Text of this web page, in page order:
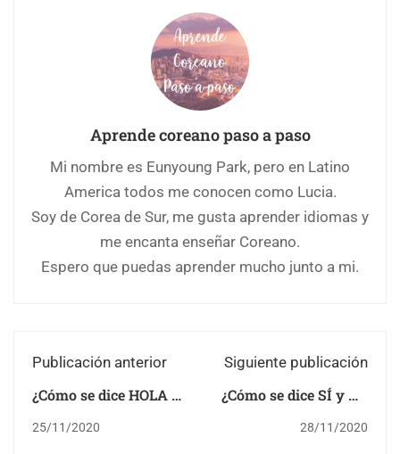
Aprende coreano paso a paso
Mi nombre es Eunyoung Park, pero en Latino
America todos me conocen como Lucia.
Soy de Corea de Sur, me gusta aprender idiomas y
me encanta enseñar Coreano.
Espero que puedas aprender mucho junto a mi.
Publicación anterior
¿Cómo se dice HOLA y
25/11/2020
Siguiente publicación
¿Cómo se dice SÍ y No
28/11/2020